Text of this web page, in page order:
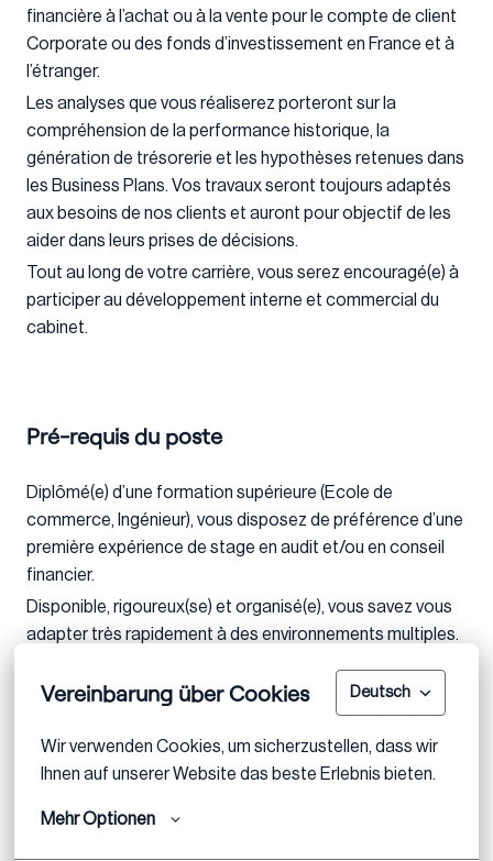
Vereinbarung über Cookies Deutsch
Wir verwenden Cookies, um sicherzustellen, dass wir
Ihnen auf unserer Website das beste Erlebnis bieten.
Mehr Optionen
financière à l’achat ou à la vente pour le compte de client
Corporate ou des fonds d’investissement en France et à
l’étranger.
Les analyses que vous réaliserez porteront sur la
compréhension de la performance historique, la
génération de trésorerie et les hypothèses retenues dans
les Business Plans. Vos travaux seront toujours adaptés
aux besoins de nos clients et auront pour objectif de les
aider dans leurs prises de décisions.
Tout au long de votre carrière, vous serez encouragé(e) à
participer au développement interne et commercial du
cabinet.
Pré-requis du poste
Diplômé(e) d’une formation supérieure (Ecole de
commerce, Ingénieur), vous disposez de préférence d’une
première expérience de stage en audit et/ou en conseil
financier.
Disponible, rigoureux(se) et organisé(e), vous savez vous
adapter très rapidement à des environnements multiples.
intellectuelle seront des atouts indispensables pour
réussir dans cette fonction. Une bonne maîtrise d’Excel et
la pratique de l’anglais (et idéalement d’une troisième
langue) sont indispensables.
l’aventure Eight Advisory !